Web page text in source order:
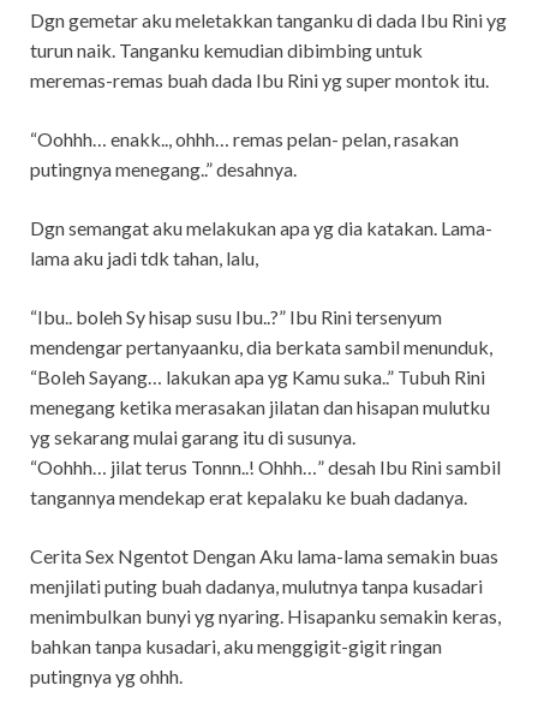
Dgn gemetar aku meletakkan tanganku di dada Ibu Rini yg
turun naik. Tanganku kemudian dibimbing untuk
meremas-remas buah dada Ibu Rini yg super montok itu.
“Oohhh… enakk.., ohhh… remas pelan- pelan, rasakan
putingnya menegang..” desahnya.
Dgn semangat aku melakukan apa yg dia katakan. Lama-
lama aku jadi tdk tahan, lalu,
“Ibu.. boleh Sy hisap susu Ibu..?” Ibu Rini tersenyum
mendengar pertanyaanku, dia berkata sambil menunduk,
“Boleh Sayang… lakukan apa yg Kamu suka..” Tubuh Rini
menegang ketika merasakan jilatan dan hisapan mulutku
yg sekarang mulai garang itu di susunya.
“Oohhh… jilat terus Tonnn..! Ohhh…” desah Ibu Rini sambil
tangannya mendekap erat kepalaku ke buah dadanya.
Cerita Sex Ngentot Dengan Aku lama-lama semakin buas
menjilati puting buah dadanya, mulutnya tanpa kusadari
menimbulkan bunyi yg nyaring. Hisapanku semakin keras,
bahkan tanpa kusadari, aku menggigit-gigit ringan
putingnya yg ohhh.